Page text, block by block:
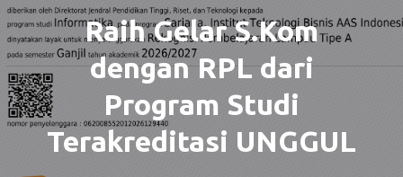
Raih Gelar S.Kom
dengan RPL dari
Program Studi
Terakreditasi UNGGUL